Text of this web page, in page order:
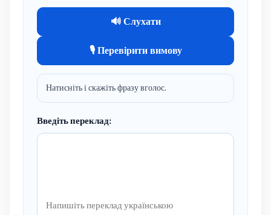
🔊 Слухати
🎙 Перевірити вимову
Натисніть і скажіть фразу вголос.
Введіть переклад: